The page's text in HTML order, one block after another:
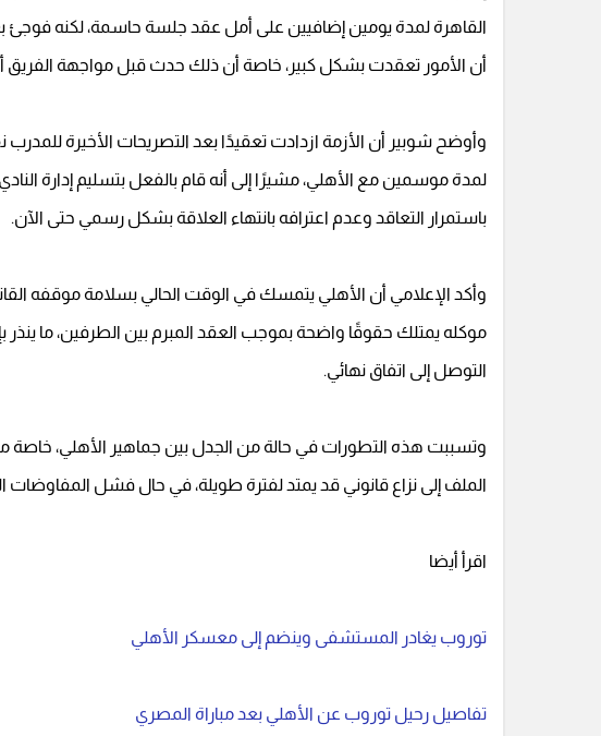
القاهرة لمدة يومين إضافيين على أمل عقد جلسة حاسمة، لكنه
أن الأمور تعقدت بشكل كبير، خاصة أن ذلك حدث قبل مواجهة الفريق
وأوضح شوبير أن الأزمة ازدادت تعقيدًا بعد التصريحات الأخيرة للمدرب
لمدة موسمين مع الأهلي، مشيرًا إلى أنه قام بالفعل بتسليم إدارة
باستمرار التعاقد وعدم اعترافه بانتهاء العلاقة بشكل رسمي حتى الآن.
وأكد الإعلامي أن الأهلي يتمسك في الوقت الحالي بسلامة موقفه
موكله يمتلك حقوقًا واضحة بموجب العقد المبرم بين الطرفين، ما ينذر
التوصل إلى اتفاق نهائي.
وتسببت هذه التطورات في حالة من الجدل بين جماهير الأهلي، خاصة
الملف إلى نزاع قانوني قد يمتد لفترة طويلة، في حال فشل المفاوضات
اقرأ أيضا
توروب يغادر المستشفى وينضم إلى معسكر الأهلي
تفاصيل رحيل توروب عن الأهلي بعد مباراة المصري